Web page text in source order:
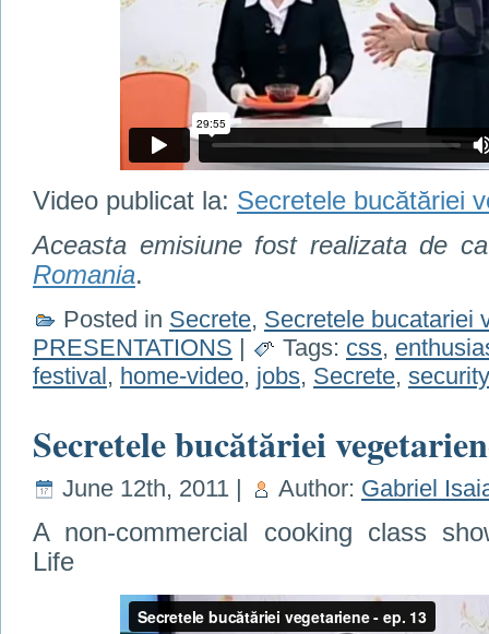
Video publicat la: Secretele bucătăriei
Aceasta emisiune fost realizata de
Romania.
Posted in Secrete, Secretele bucatariei
PRESENTATIONS | Tags: css,
festival, home-video, jobs, Secrete, security
Secretele bucătăriei
June 12th, 2011 | Author: Gabriel
A non-commercial cooking class
Life